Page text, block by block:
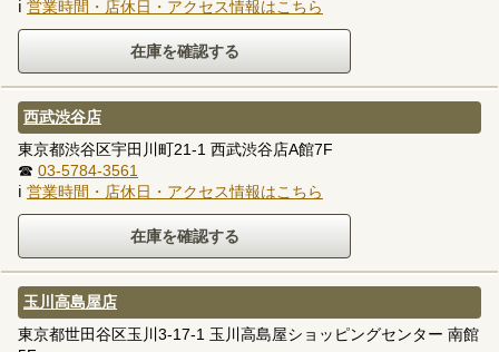
ℹ 営業時間・店休日・アクセス情報はこちら
西武渋谷店
東京都渋谷区宇田川町21-1 西武渋谷店A館7F
☎ 03-5784-3561
ℹ 営業時間・店休日・アクセス情報はこちら
玉川高島屋店
東京都世田谷区玉川3-17-1 玉川高島屋ショッピングセンター 南館